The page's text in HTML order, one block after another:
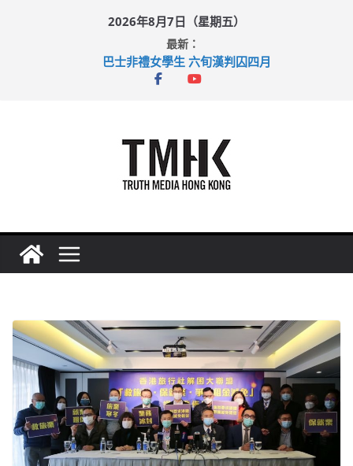
2026年8月7日（星期五）
最新：
巴士非禮女學生 六旬漢判囚四月
涉造假公屋富戶申報表 倉管員准保釋候訊